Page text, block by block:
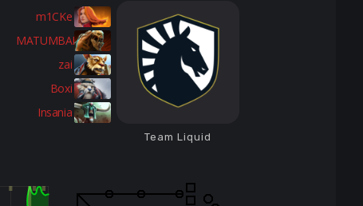
m1CKe
MATUMBAMAN
zai
Boxi
Insania
Team Liquid